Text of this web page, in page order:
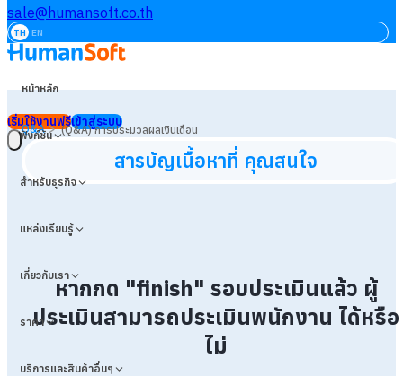
sale@humansoft.co.th
TH EN
หน้าหลัก
ฟังก์ชัน
สำหรับธุรกิจ
แหล่งเรียนรู้
เกี่ยวกับเรา
ราคา
บริการและสินค้าอื่นๆ
เริ่มใช้งานฟรีเข้าสู่ระบบ
Q&A>(Q&A) การประมวลผลเงินเดือน
สารบัญเนื้อหาที่ คุณสนใจ
หากกด "finish" รอบประเมินแล้ว ผู้
ประเมินสามารถประเมินพนักงาน ได้หรือ
ไม่